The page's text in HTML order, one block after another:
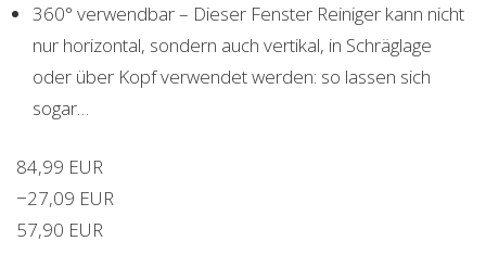
360° verwendbar – Dieser Fenster Reiniger kann nicht
nur horizontal, sondern auch vertikal, in Schräglage
oder über Kopf verwendet werden: so lassen sich
sogar…
84,99 EUR
−27,09 EUR
57,90 EUR